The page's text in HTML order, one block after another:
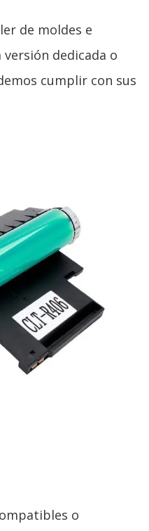
de moldes e
dedicada o
cumplir con sus
o